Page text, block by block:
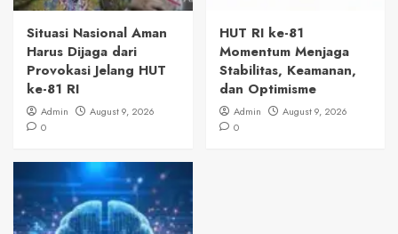
Situasi Nasional Aman
Harus Dijaga dari
Provokasi Jelang HUT
ke-81 RI
Admin
August 9, 2026
0
HUT RI ke-81
Momentum Menjaga
Stabilitas, Keamanan,
dan Optimisme
Admin
August 9, 2026
0